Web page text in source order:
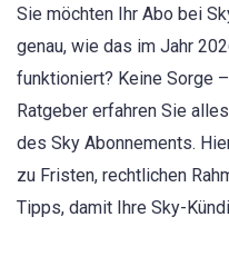
Sie möchten Ihr Abo bei
genau, wie das im Jahr
funktioniert? Keine Sorge
Ratgeber erfahren Sie
des Sky Abonnements.
zu Fristen, rechtlichen
Tipps, damit Ihre Sky-